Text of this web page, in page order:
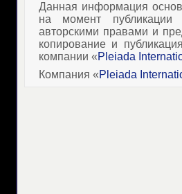
Данная информация
на момент
авторскими правами и
копирование и
компании «Pleiada
Компания «Pleiada